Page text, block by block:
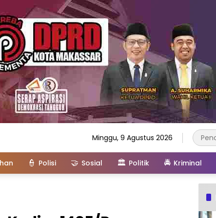
Minggu, 9 Agustus 2026
👮 Polisi 🤝 Sosial 🏛️ Politik 🚔 Kriminal